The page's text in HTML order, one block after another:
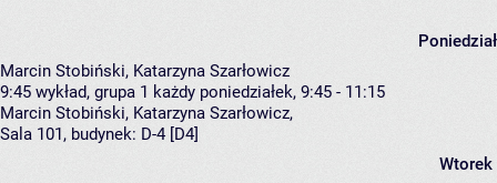
Marcin Stobiński, Katarzyna Szarłowicz
9:45 wykład, grupa 1 każdy poniedziałek, 9:45 - 11:15
Marcin Stobiński, Katarzyna Szarłowicz,
Sala 101, budynek: D-4 [D4]
Wtorek